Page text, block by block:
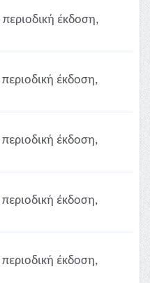
έκδοση,
έκδοση,
έκδοση,
έκδοση,
έκδοση,